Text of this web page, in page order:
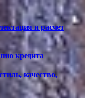
и расчёт
кредита
качество,